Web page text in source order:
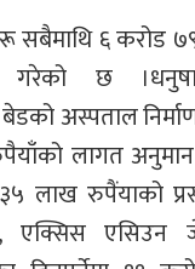
सबैमाथि ६ करोड
गरेको छ
अस्पताल
लागत
लाख रुपैंयाको
एक्सिस